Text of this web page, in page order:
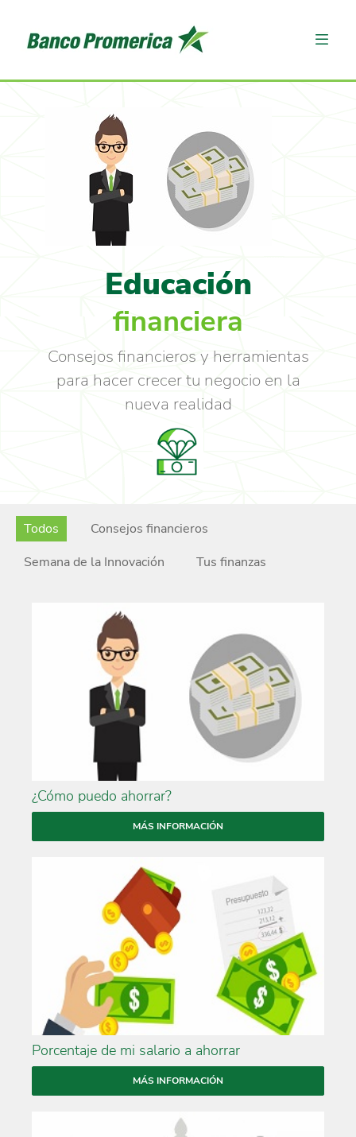
Educación
financiera
Consejos financieros y herramientas
para hacer crecer tu negocio en la
nueva realidad
Todos
Consejos financieros
Semana de la Innovación
Tus finanzas
¿Cómo puedo ahorrar?
MÁS INFORMACIÓN
Porcentaje de mi salario a ahorrar
MÁS INFORMACIÓN